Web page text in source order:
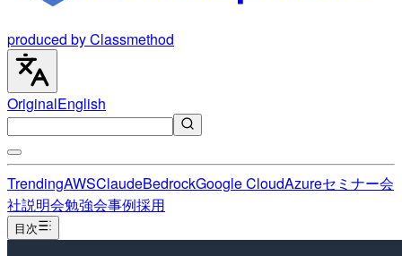
produced by Classmethod
OriginalEnglish
TrendingAWSClaudeBedrockGoogle CloudAzureセミナー会
社説明会勉強会事例採用
目次